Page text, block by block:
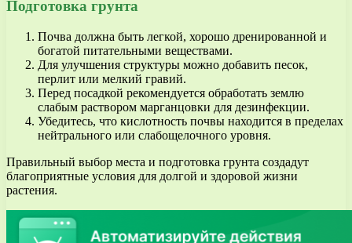
Подготовка грунта
Почва должна быть легкой, хорошо дренированной и
богатой питательными веществами.
Для улучшения структуры можно добавить песок,
перлит или мелкий гравий.
Перед посадкой рекомендуется обработать землю
слабым раствором марганцовки для дезинфекции.
Убедитесь, что кислотность почвы находится в пределах
нейтрального или слабощелочного уровня.
Правильный выбор места и подготовка грунта создадут
благоприятные условия для долгой и здоровой жизни
растения.